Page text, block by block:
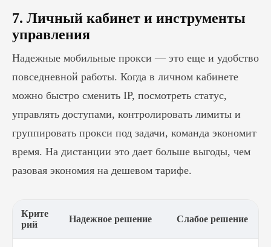
7. Личный кабинет и инструменты
управления
Надежные мобильные прокси — это еще и удобство
повседневной работы. Когда в личном кабинете
можно быстро сменить IP, посмотреть статус,
управлять доступами, контролировать лимиты и
группировать прокси под задачи, команда экономит
время. На дистанции это дает больше выгоды, чем
разовая экономия на дешевом тарифе.
Крите
рий
Надежное решение Слабое решение